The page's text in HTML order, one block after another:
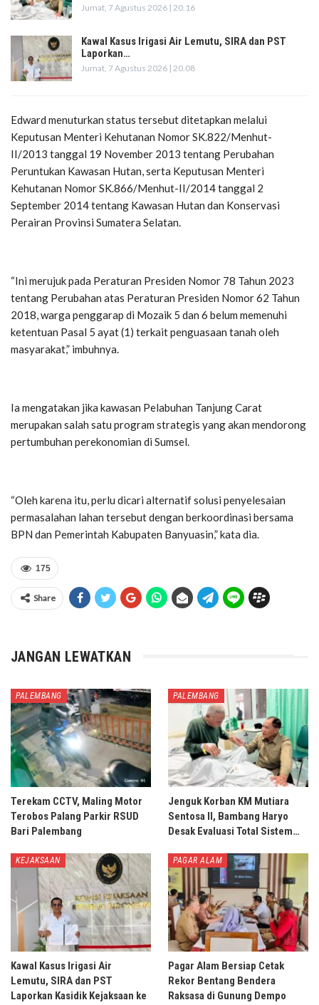
Jumat, 7 Agustus 2026 | 20.16
Kawal Kasus Irigasi Air Lemutu, SIRA dan PST
Laporkan…
Jumat, 7 Agustus 2026 | 20.08
Edward menuturkan status tersebut ditetapkan melalui
Keputusan Menteri Kehutanan Nomor SK.822/Menhut-
II/2013 tanggal 19 November 2013 tentang Perubahan
Peruntukan Kawasan Hutan, serta Keputusan Menteri
Kehutanan Nomor SK.866/Menhut-II/2014 tanggal 2
September 2014 tentang Kawasan Hutan dan Konservasi
Perairan Provinsi Sumatera Selatan.
“Ini merujuk pada Peraturan Presiden Nomor 78 Tahun 2023
tentang Perubahan atas Peraturan Presiden Nomor 62 Tahun
2018, warga penggarap di Mozaik 5 dan 6 belum memenuhi
ketentuan Pasal 5 ayat (1) terkait penguasaan tanah oleh
masyarakat,” imbuhnya.
Ia mengatakan jika kawasan Pelabuhan Tanjung Carat
merupakan salah satu program strategis yang akan mendorong
pertumbuhan perekonomian di Sumsel.
“Oleh karena itu, perlu dicari alternatif solusi penyelesaian
permasalahan lahan tersebut dengan berkoordinasi bersama
BPN dan Pemerintah Kabupaten Banyuasin,” kata dia.
175
Share
JANGAN LEWATKAN
PALEMBANG
Terekam CCTV, Maling Motor
Terobos Palang Parkir RSUD
Bari Palembang
PALEMBANG
Jenguk Korban KM Mutiara
Sentosa II, Bambang Haryo
Desak Evaluasi Total Sistem…
KEJAKSAAN
Kawal Kasus Irigasi Air
Lemutu, SIRA dan PST
Laporkan Kasidik Kejaksaan ke
PAGAR ALAM
Pagar Alam Bersiap Cetak
Rekor Bentang Bendera
Raksasa di Gunung Dempo